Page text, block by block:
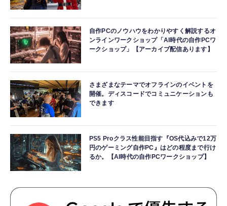
自作PCのノウハウをわかりやすく解説するオ
ンラインワークショップ「AI時代の自作PCワ
ークショップ」【アーカイブ配信あります】
さまざまなテーマでオフラインのイベントを
開催。ディスコードでコミュニケーションも
できます
PS5 Proクラス性能目指す『OS代込みで12万
円のゲーミング自作PC』はどの程度まで行け
るか。【AI時代の自作PCワークショップ】